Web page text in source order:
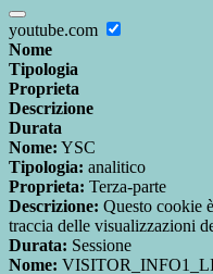
youtube.com
Nome
Tipologia
Proprieta
Descrizione
Durata
Nome: YSC
Tipologia: analitico
Proprieta: Terza-parte
Descrizione: Questo cookie
traccia delle visualizzazioni
Durata: Sessione
Nome: